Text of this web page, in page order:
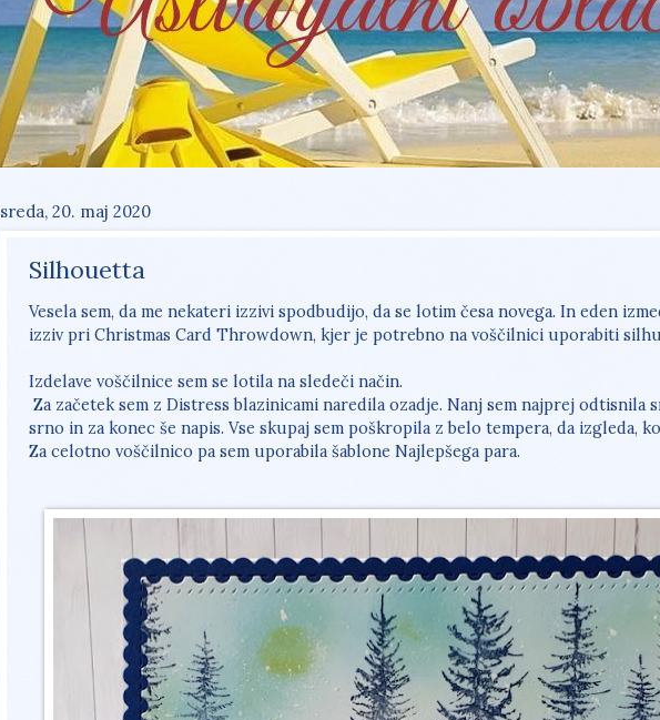
sreda, 20. maj 2020
Silhouetta
Vesela sem, da me nekateri izzivi spodbudijo, da se lotim česa novega. In eden
izziv pri Christmas Card Throwdown, kjer je potrebno na voščilnici uporabiti
Izdelave voščilnice sem se lotila na sledeči način.
Za začetek sem z Distress blazinicami naredila ozadje. Nanj sem najprej odtisnila
srno in za konec še napis. Vse skupaj sem poškropila z belo tempera, da izgleda,
Za celotno voščilnico pa sem uporabila šablone Najlepšega para.